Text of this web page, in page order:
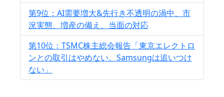
第9位：AI需要増大&先行き不透明の渦中、市
況実態、増産の備え、当面の対応
第10位：TSMC株主総会報告「東京エレクトロ
ンとの取引はやめない。Samsungは追いつけ
ない」